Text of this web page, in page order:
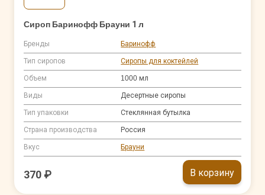
Сироп Баринофф Брауни 1 л
Бренды Баринофф
Тип сиропов Сиропы для коктейлей
Объем 1000 мл
Виды Десертные сиропы
Тип упаковки Стеклянная бутылка
Страна производства Россия
Вкус Брауни
370 ₽ В корзину